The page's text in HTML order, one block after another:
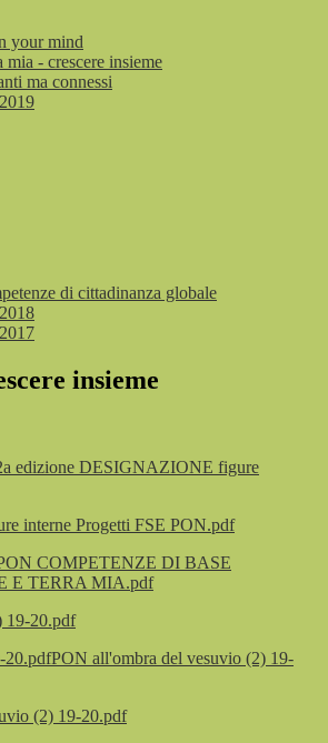
your mind
mia - crescere insieme
ma connessi
di cittadinanza globale
insieme
edizione DESIGNAZIONE figure
interne Progetti FSE PON.pdf
COMPETENZE DI BASE
E TERRA MIA.pdf
20.pdf
PON all'ombra del vesuvio (2) 19-
(2) 19-20.pdf